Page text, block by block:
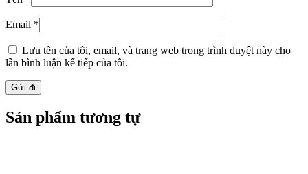
Email *
Lưu tên của tôi, email, và trang web trong trình duyệt này cho
lần bình luận kế tiếp của tôi.
Sản phẩm tương tự